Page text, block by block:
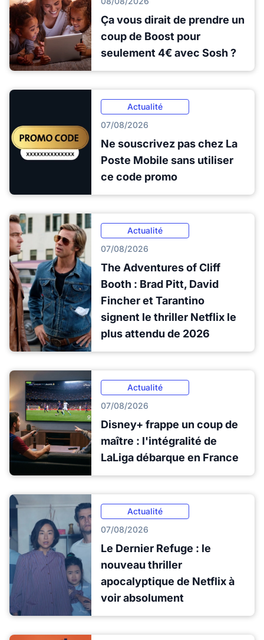
Ça vous dirait de prendre un
coup de Boost pour
seulement 4€ avec Sosh ?
Actualité
07/08/2026
Ne souscrivez pas chez La
Poste Mobile sans utiliser
ce code promo
Actualité
07/08/2026
The Adventures of Cliff
Booth : Brad Pitt, David
Fincher et Tarantino
signent le thriller Netflix le
plus attendu de 2026
Actualité
07/08/2026
Disney+ frappe un coup de
maître : l'intégralité de
LaLiga débarque en France
Actualité
07/08/2026
Le Dernier Refuge : le
nouveau thriller
apocalyptique de Netflix à
voir absolument